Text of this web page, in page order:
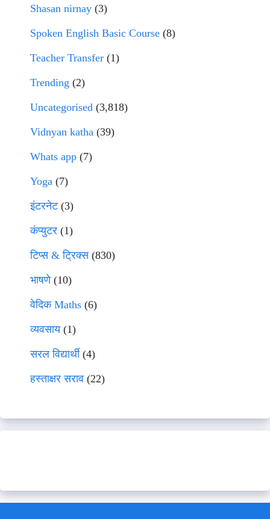
Shasan nirnay (3)
Spoken English Basic Course (8)
Teacher Transfer (1)
Trending (2)
Uncategorised (3,818)
Vidnyan katha (39)
Whats app (7)
Yoga (7)
इंटरनेट(3)
कंप्युटर (1)
टिप्स & ट्रिक्स(830)
भाषणे(10)
वेदिक Maths (6)
व्यवसाय(1)
सरल विद्यार्थी(4)
हस्ताक्षर सराव (22)